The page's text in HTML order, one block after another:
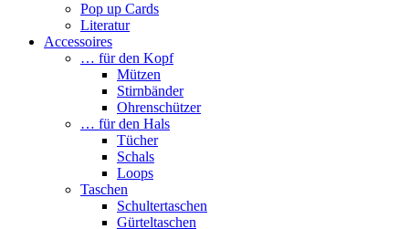
Pop up Cards
Literatur
Accessoires
… für den Kopf
Mützen
Stirnbänder
Ohrenschützer
… für den Hals
Tücher
Schals
Loops
Taschen
Schultertaschen
Gürteltaschen